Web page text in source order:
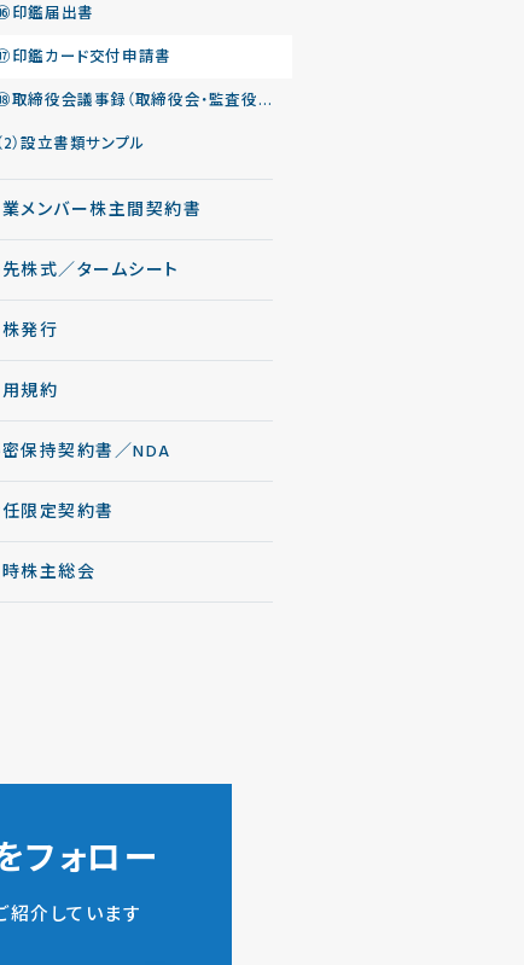
印鑑届出書
印鑑カード交付申請書
⑱取締役会議事録（取締役会・監査役設置）
2）設立書類サンプル
メンバー株主間契約書
株式／タームシート
発行
規約
保持契約書／NDA
限定契約書
株主総会
フォロー
紹介しています